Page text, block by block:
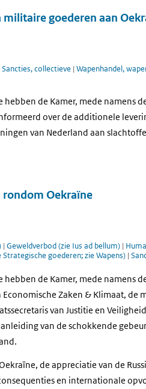
goederen aan
Sancties, collectieve | Wapenhandel,
de Kamer, mede namens
over de additionele
van Nederland aan
Oekraïne
| Geweldverbod (zie Ius ad bellum) |
goederen; zie Wapens) |
de Kamer, mede namens
Zaken & Klimaat, de
van Justitie en
van de schokkende
de appreciatie van de
en internationale